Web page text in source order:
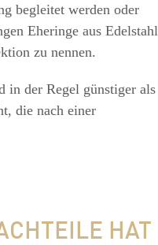
begleitet werden oder
Eheringe aus Edelstahl
zu nennen.
in der Regel günstiger als
die nach einer
HAT